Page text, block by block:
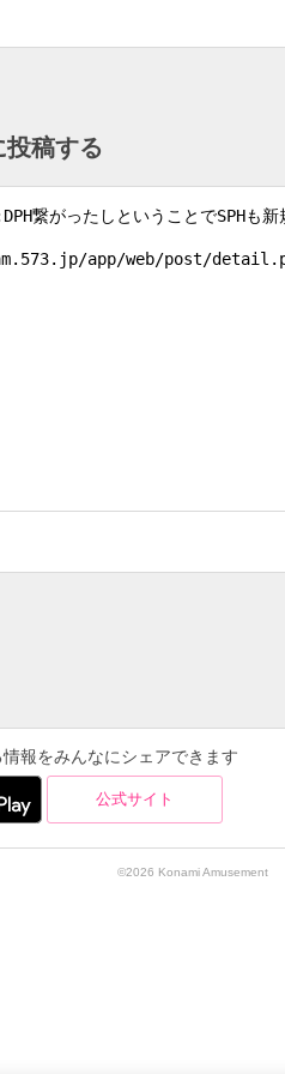
稿する
報をみんなにシェアできます
公式サイト
©2026 Konami Amusement